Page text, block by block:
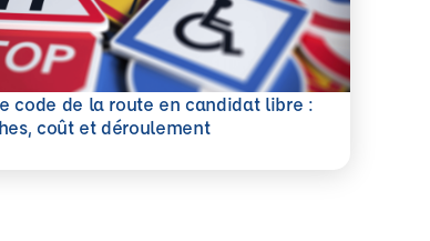
code de la route en candidat libre :
coût et déroulement